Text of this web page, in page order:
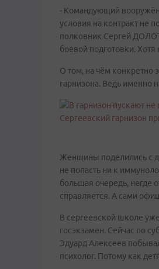
- Командующий
условия на контракт не
полковник Сергей
боевой подготовки. Хотя
О том, на чём конкретно
гарнизона. Ведь именно
Женщины поделились с
не попасть ни к
большая очередь, негде
справляется. А сами
В сергеевской школе
госэкзамен. Сейчас по
Эдуард Алексеев
психолог. Потому как